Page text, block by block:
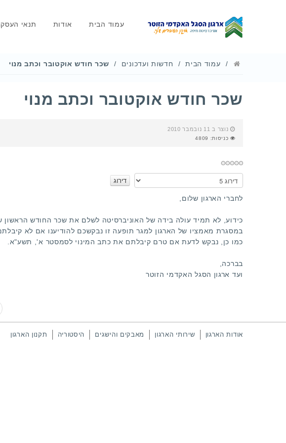
עמוד הבית אודות תנאי
עמוד הבית חדשות ועדכונים שכר חודש אוקטובר וכתב מנוי
שכר חודש אוקטובר וכתב מנוי
נוצר ב 11 נובמבר 2010
כניסות: 4809
אנא
דרגו
לחברי הארגון שלום,
כידוע, לא תמיד עולה בידה של האוניברסיטה לשלם את שכר החודש הראשון
במסגרת מאמציו של הארגון למגר תופעה זו נבקשכם להודיענו אם לא קיבלתם שכר ב-
כמו כן, נבקש לדעת אם טרם קיבלתם את כתב המינוי לסמסטר א', תשע"א.
בברכה,
ועד ארגון הסגל האקדמי הזוטר
אודות הארגון שירותי הארגון מאבקים והישגים היסטוריה תקנון הארגון